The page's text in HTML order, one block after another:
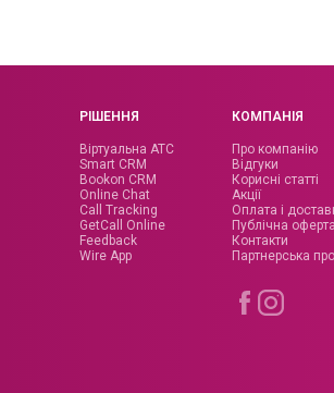
РІШЕННЯ
Віртуальна АТС
Smart CRM
Bookon CRM
Online Chat
Call Tracking
GetCall Online
Feedback
Wire App
КОМПАНІЯ
Про компанію
Відгуки
Корисні статті
Акції
Оплата і
Публічна оферта
Контакти
Партнерська